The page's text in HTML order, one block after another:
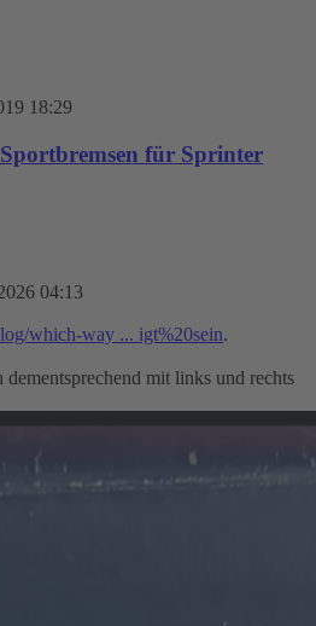
18:29
Sportbremsen für Sprinter
04:13
which-way ... igt%20sein.
mit links und rechts